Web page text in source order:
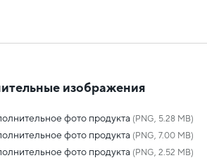
изображения
фото продукта (PNG, 5.28 MB)
фото продукта (PNG, 7.00 MB)
фото продукта (PNG, 2.52 MB)